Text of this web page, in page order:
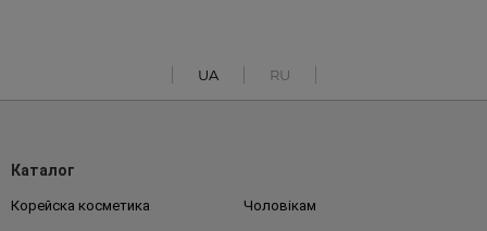
UA RU
Каталог
Корейска косметика Чоловікам